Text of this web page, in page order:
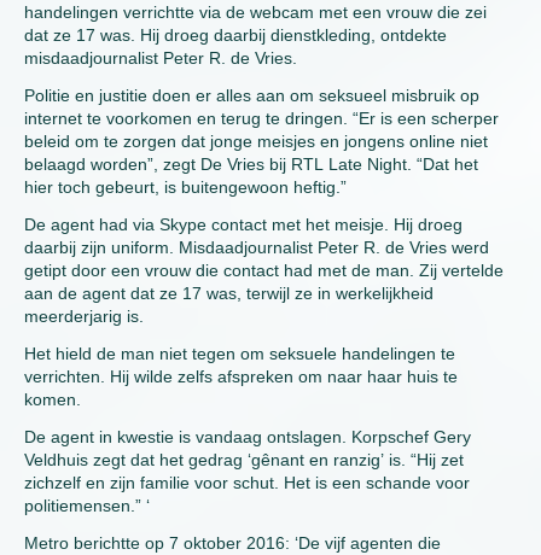
handelingen verrichtte via de webcam met een vrouw die zei
dat ze 17 was. Hij droeg daarbij dienstkleding, ontdekte
misdaadjournalist Peter R. de Vries.
Politie en justitie doen er alles aan om seksueel misbruik op
internet te voorkomen en terug te dringen. “Er is een scherper
beleid om te zorgen dat jonge meisjes en jongens online niet
belaagd worden”, zegt De Vries bij RTL Late Night. “Dat het
hier toch gebeurt, is buitengewoon heftig.”
De agent had via Skype contact met het meisje. Hij droeg
daarbij zijn uniform. Misdaadjournalist Peter R. de Vries werd
getipt door een vrouw die contact had met de man. Zij vertelde
aan de agent dat ze 17 was, terwijl ze in werkelijkheid
meerderjarig is.
Het hield de man niet tegen om seksuele handelingen te
verrichten. Hij wilde zelfs afspreken om naar haar huis te
komen.
De agent in kwestie is vandaag ontslagen. Korpschef Gery
Veldhuis zegt dat het gedrag ‘gênant en ranzig’ is. “Hij zet
zichzelf en zijn familie voor schut. Het is een schande voor
politiemensen.” ‘
Metro berichtte op 7 oktober 2016: ‘De vijf agenten die